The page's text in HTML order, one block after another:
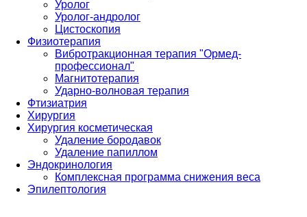
Уролог
Уролог-андролог
Цистоскопия
Физиотерапия
Вибротракционная терапия "Ормед-
профессионал"
Магнитотерапия
Ударно-волновая терапия
Фтизиатрия
Хирургия
Хирургия косметическая
Удаление бородавок
Удаление папиллом
Эндокринология
Комплексная программа снижения веса
Эпилептология